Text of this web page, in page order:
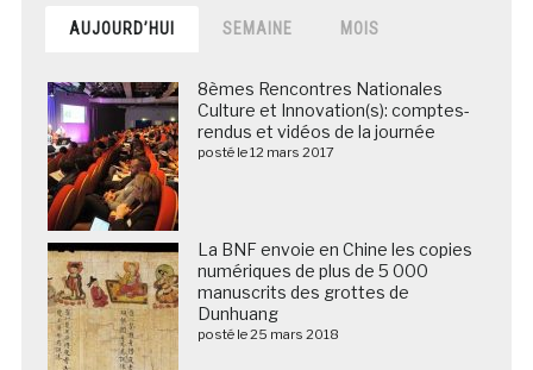
AUJOURD’HUI SEMAINE MOIS
8èmes Rencontres Nationales
Culture et Innovation(s): comptes-
rendus et vidéos de la journée
posté le 12 mars 2017
La BNF envoie en Chine les copies
numériques de plus de 5 000
manuscrits des grottes de
Dunhuang
posté le 25 mars 2018